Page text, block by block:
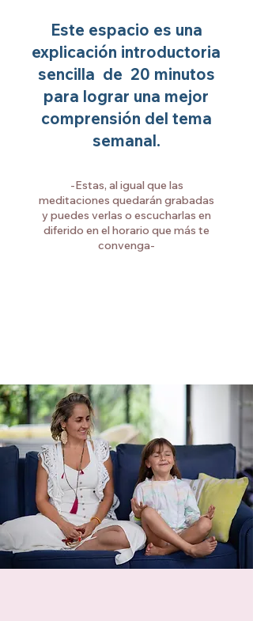
Este espacio es una
explicación introductoria
sencilla de 20 minutos
para lograr una mejor
comprensión del tema
semanal.
-Estas, al igual que las
meditaciones quedarán grabadas
y puedes verlas o escucharlas en
diferido en el horario que más te
convenga-